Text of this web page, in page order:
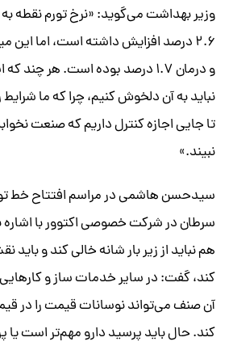
وزیر بهداشت می‌گوید: «نرخ تورم نقطه
۲.۶ درصد افزایش داشته است، اما این
و درمان ۱.۷ درصد بوده است. هر چند
نباید به آن دلخوش کنیم، چرا که ما شرایط
تا جایی اجازه کنترل داریم که صنعت
نبیند.»
سیدحسن هاشمی در مراسم افتتاح خط
سرطان در شرکت خصوصی اکتوور با اشاره
هم نباید از زیر بار شانه خالی کند و باید
کند، گفت‌: در سایر خدمات ساز و
آن صنف می‌تواند نوسانات قیمت را در
کند. حال باید پرسید دارو مهم‌تر است یا